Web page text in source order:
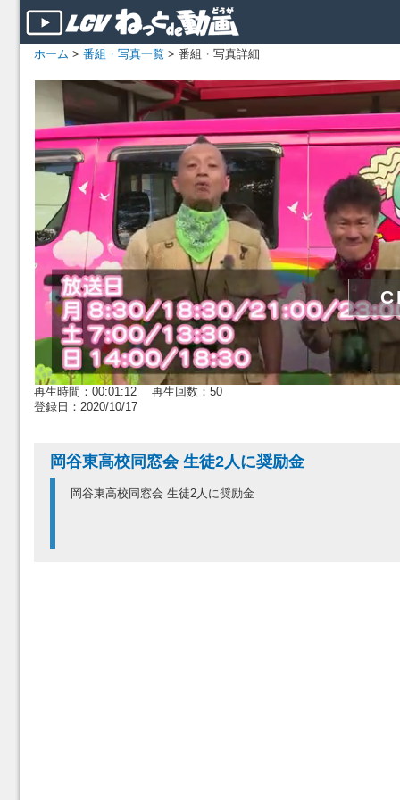
ホーム > 番組・写真一覧 > 番組・写真詳細
再生時間：00:01:12 再生回数：50
登録日：2020/10/17
岡谷東高校同窓会 生徒2人に奨励金
岡谷東高校同窓会 生徒2人に奨励金